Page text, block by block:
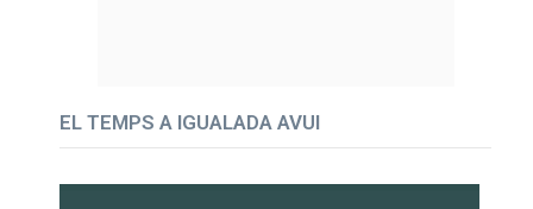
EL TEMPS A IGUALADA AVUI